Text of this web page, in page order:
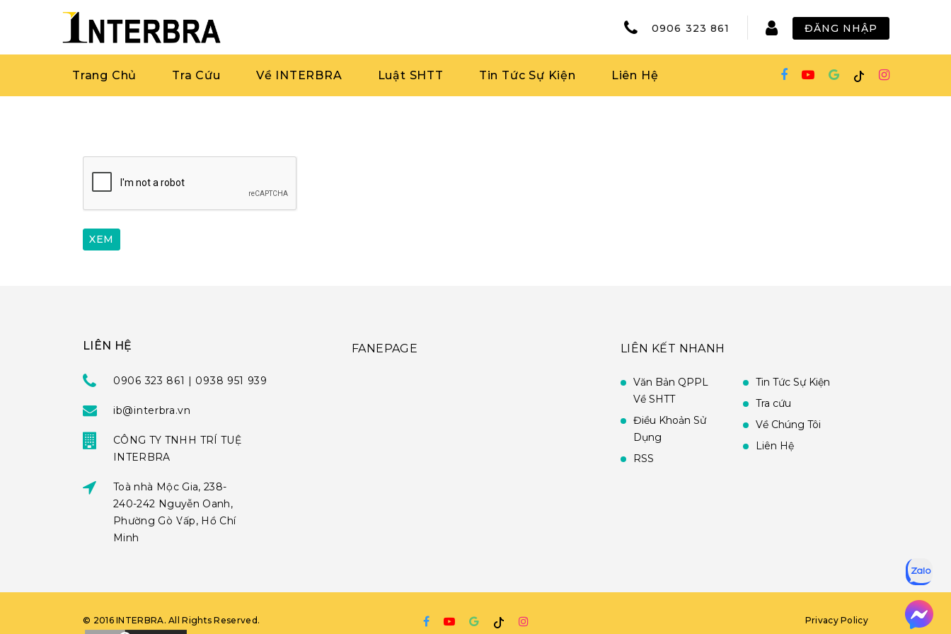
0906 323 861 ĐĂNG NHẬP
Trang Chủ Tra Cứu Về INTERBRA Luật SHTT Tin Tức Sự Kiện Liên Hệ
LIÊN HỆ
0906 323 861 | 0938 951 939
ib@interbra.vn
CÔNG TY TNHH TRÍ TUỆ
INTERBRA
Toà nhà Mộc Gia, 238-
240-242 Nguyễn Oanh,
Phường Gò Vấp, Hồ Chí
Minh
FANEPAGE LIÊN KẾT NHANH
Văn Bản QPPL
Về SHTT
Điều Khoản Sử
Dụng
RSS
Tin Tức Sự Kiện
Tra cứu
Về Chúng Tôi
Liên Hệ
© 2016 INTERBRA. All Rights Reserved. Privacy Policy